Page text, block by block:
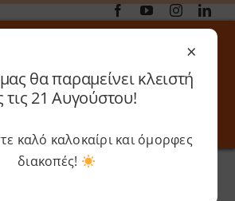
Online 3D Printing
Toggle
PrimaCreator – Nozzle Cleaning Kit
×
θα παραμείνει κλειστή
τις 21 Αυγούστου!
καλό καλοκαίρι και όμορφες
διακοπές!